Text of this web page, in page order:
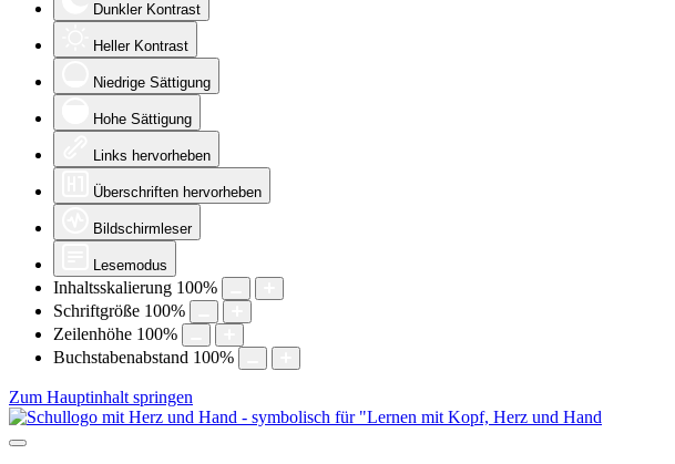
Dunkler Kontrast
Heller Kontrast
Niedrige Sättigung
Hohe Sättigung
Links hervorheben
Überschriften hervorheben
Bildschirmleser
Lesemodus
Inhaltsskalierung 100%
Schriftgröße 100%
Zeilenhöhe 100%
Buchstabenabstand 100%
Zum Hauptinhalt springen